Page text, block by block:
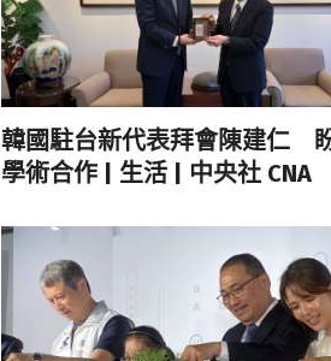
韓國駐台新代表拜會陳建仁
學術合作 | 生活 | 中央社 CNA